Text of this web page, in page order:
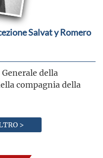
Salvat y Romero
della
compagnia della
>